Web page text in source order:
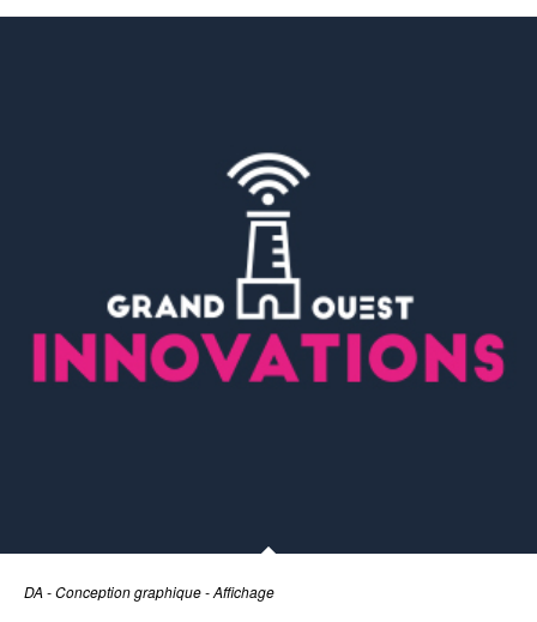
DA - Conception graphique - Affichage